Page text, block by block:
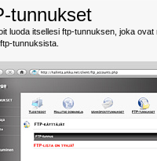
tunnukset
luoda itsellesi ftp-tunnuksen, joka
tunnuksista.